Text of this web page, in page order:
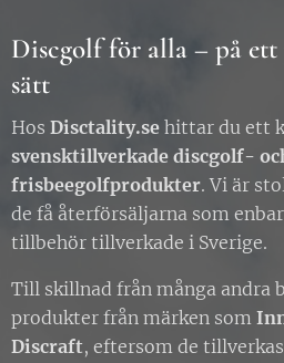
Discgolf för alla – på
sätt
Hos Disctality.se hittar du ett
svensktillverkade discgolf-
frisbeegolfprodukter. Vi är
de få återförsäljarna som
tillbehör tillverkade i Sverige.
Till skillnad från många andra
produkter från märken som
Discraft, eftersom de